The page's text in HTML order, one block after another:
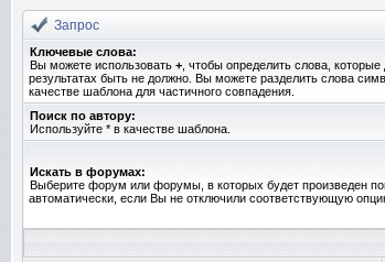
Запрос
Ключевые слова:
Вы можете использовать + , чтобы определить слова,
результатах быть не должно. Вы можете разделить слова
качестве шаблона для частичного совпадения.
Поиск по автору:
Используйте * в качестве шаблона.
Искать в форумах:
Выберите форум или форумы, в которых будет произведен
автоматически, если Вы не отключили соответствующую